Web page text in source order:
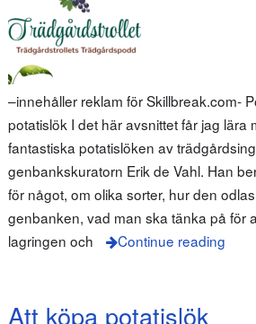
–innehåller reklam för Skillbreak.com-
potatislök I det här avsnittet får jag lära
fantastiska potatislöken av
genbankskuratorn Erik de Vahl. Han
för något, om olika sorter, hur den
genbanken, vad man ska tänka på för
lagringen och
Continue reading
Att köpa potatislök